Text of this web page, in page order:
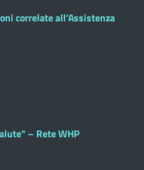
correlate all’Assistenza
– Rete WHP